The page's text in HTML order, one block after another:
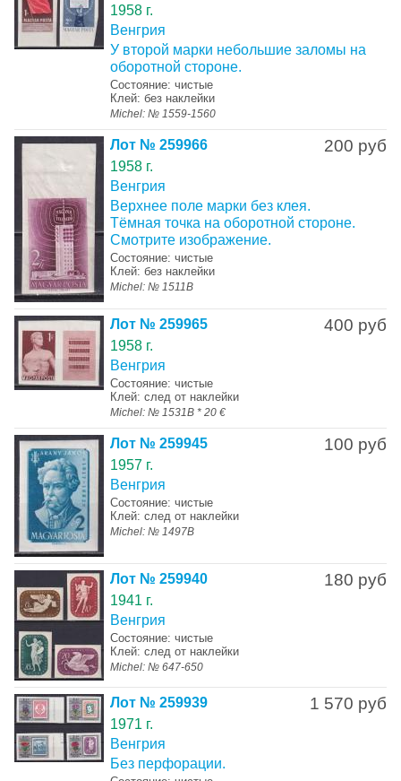
1958 г.
Венгрия
У второй марки небольшие заломы на
оборотной стороне.
Состояние: чистые
Клей: без наклейки
Michel: № 1559-1560
200 руб
Лот № 259966
1958 г.
Венгрия
Верхнее поле марки без клея.
Тёмная точка на оборотной стороне.
Смотрите изображение.
Состояние: чистые
Клей: без наклейки
Michel: № 1511B
400 руб
Лот № 259965
1958 г.
Венгрия
Состояние: чистые
Клей: след от наклейки
Michel: № 1531B * 20 €
100 руб
Лот № 259945
1957 г.
Венгрия
Состояние: чистые
Клей: след от наклейки
Michel: № 1497B
180 руб
Лот № 259940
1941 г.
Венгрия
Состояние: чистые
Клей: след от наклейки
Michel: № 647-650
1 570 руб
Лот № 259939
1971 г.
Венгрия
Без перфорации.